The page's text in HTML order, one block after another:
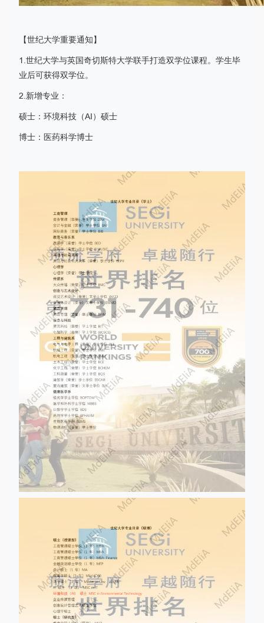
【世纪大学重要通知】
1.世纪大学与英国奇切斯特大学联手打造双学位课程。学生毕
业后可获得双学位。
2.新增专业：
硕士：环境科技（AI）硕士
博士：医药科学博士